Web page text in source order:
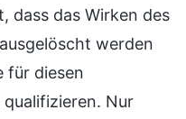
dass das Wirken des
werden
für diesen
Nur